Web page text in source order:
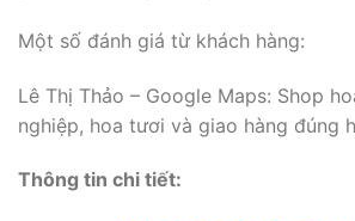
Một số đánh giá từ khách hàng:
Lê Thị Thảo – Google Maps: Shop
nghiệp, hoa tươi và giao hàng đúng
Thông tin chi tiết: